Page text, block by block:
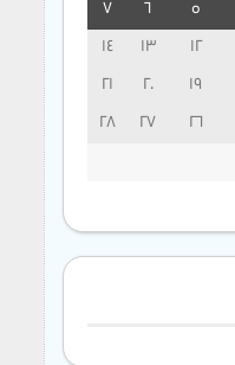
5
6
7
12
13
14
19
20
21
26
27
28